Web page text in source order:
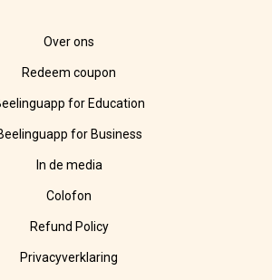
Over ons
Redeem coupon
for Education
for Business
In de media
Colofon
Refund Policy
Privacyverklaring